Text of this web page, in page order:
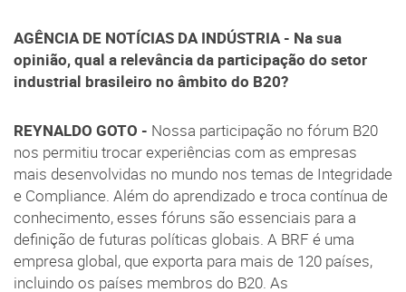
AGÊNCIA DE NOTÍCIAS DA INDÚSTRIA - Na sua
opinião, qual a relevância da participação do setor
industrial brasileiro no âmbito do B20?
REYNALDO GOTO - Nossa participação no fórum B20
nos permitiu trocar experiências com as empresas
mais desenvolvidas no mundo nos temas de Integridade
e Compliance. Além do aprendizado e troca contínua de
conhecimento, esses fóruns são essenciais para a
definição de futuras políticas globais. A BRF é uma
empresa global, que exporta para mais de 120 países,
incluindo os países membros do B20. As